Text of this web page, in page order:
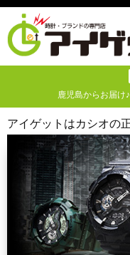
鹿児島からお届
アイゲットはカシオの